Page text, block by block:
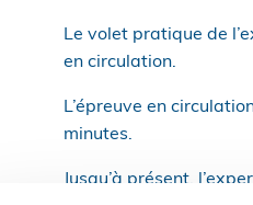
Le volet pratique de
en circulation.
L’épreuve en
minutes.
Jusqu’à présent,